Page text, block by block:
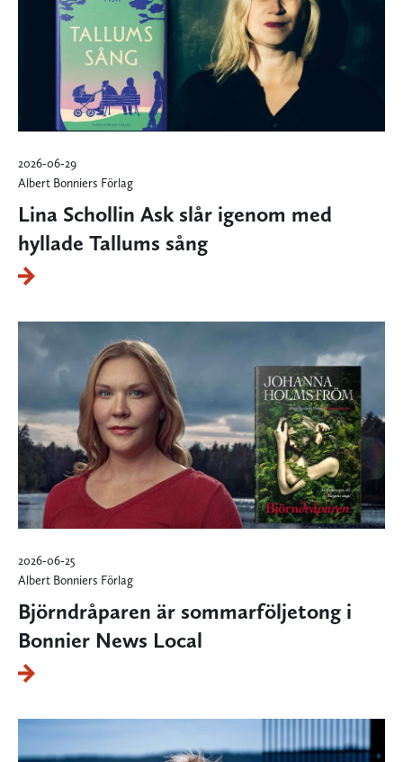
2026-06-29
Albert Bonniers Förlag
Lina Schollin Ask slår igenom med
hyllade Tallums sång
2026-06-25
Albert Bonniers Förlag
Björndråparen är sommarföljetong i
Bonnier News Local